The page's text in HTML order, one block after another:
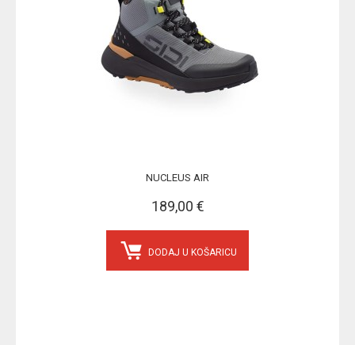
NUCLEUS AIR
189,00 €
DODAJ U KOŠARICU